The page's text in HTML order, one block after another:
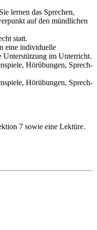
lernen das Sprechen,
auf den mündlichen
statt.
eine individuelle
Unterstützung im Unterricht.
Hörübungen, Sprech-
Hörübungen, Sprech-
7 sowie eine Lektüre.